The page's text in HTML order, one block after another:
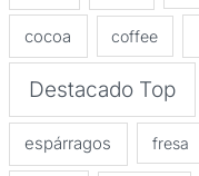
cocoa coffee
Destacado Top
espárragos fresa